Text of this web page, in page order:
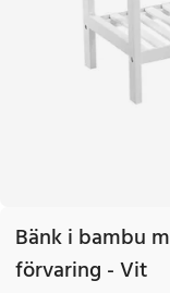
Bänk i bambu
förvaring - Vit